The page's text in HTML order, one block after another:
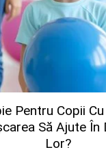
Pentru Copii
Să Ajute În
Lor?